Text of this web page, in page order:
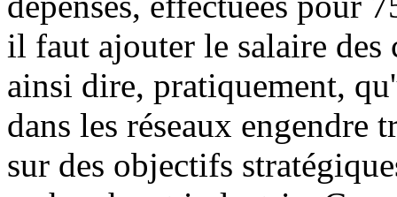
il faut ajouter le salaire des
ainsi dire, pratiquement,
dans les réseaux engendre
sur des objectifs